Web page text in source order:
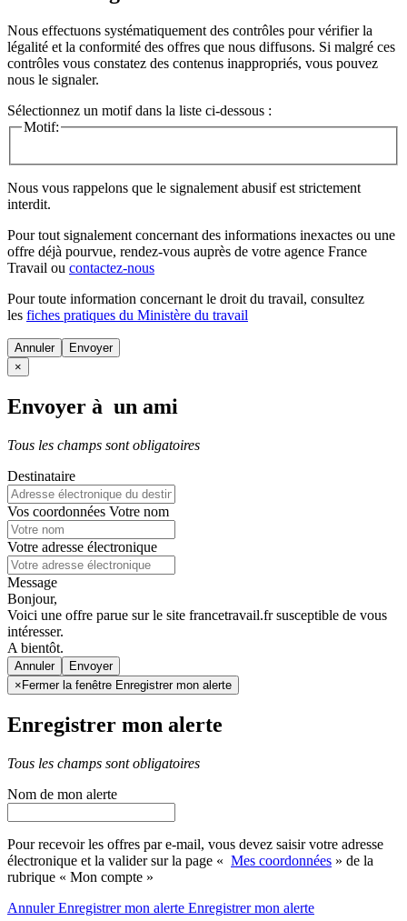
Nous effectuons systématiquement des contrôles pour vérifier la
légalité et la conformité des offres que nous diffusons. Si malgré ces
contrôles vous constatez des contenus inappropriés, vous pouvez
nous le signaler.
Sélectionnez un motif dans la liste ci-dessous :
Motif:
Nous vous rappelons que le signalement abusif est strictement
interdit.
Pour tout signalement concernant des informations inexactes ou une
offre déjà pourvue, rendez-vous auprès de votre agence France
Travail ou contactez-nous
Pour toute information concernant le droit du travail, consultez
les fiches pratiques du Ministère du travail
Annuler
×
Envoyer à un ami
Tous les champs sont obligatoires
Destinataire
Vos coordonnées Votre nom
Votre adresse électronique
Message
Bonjour,
Voici une offre parue sur le site francetravail.fr susceptible de vous
intéresser.
A bientôt.
Annuler
× Fermer la fenêtre Enregistrer mon alerte
Enregistrer mon alerte
Tous les champs sont obligatoires
Nom de mon alerte
Pour recevoir les offres par e-mail, vous devez saisir votre adresse
électronique et la valider sur la page « Mes coordonnées » de la
rubrique « Mon compte »
AnnulerEnregistrer mon alerte Enregistrermon alerte